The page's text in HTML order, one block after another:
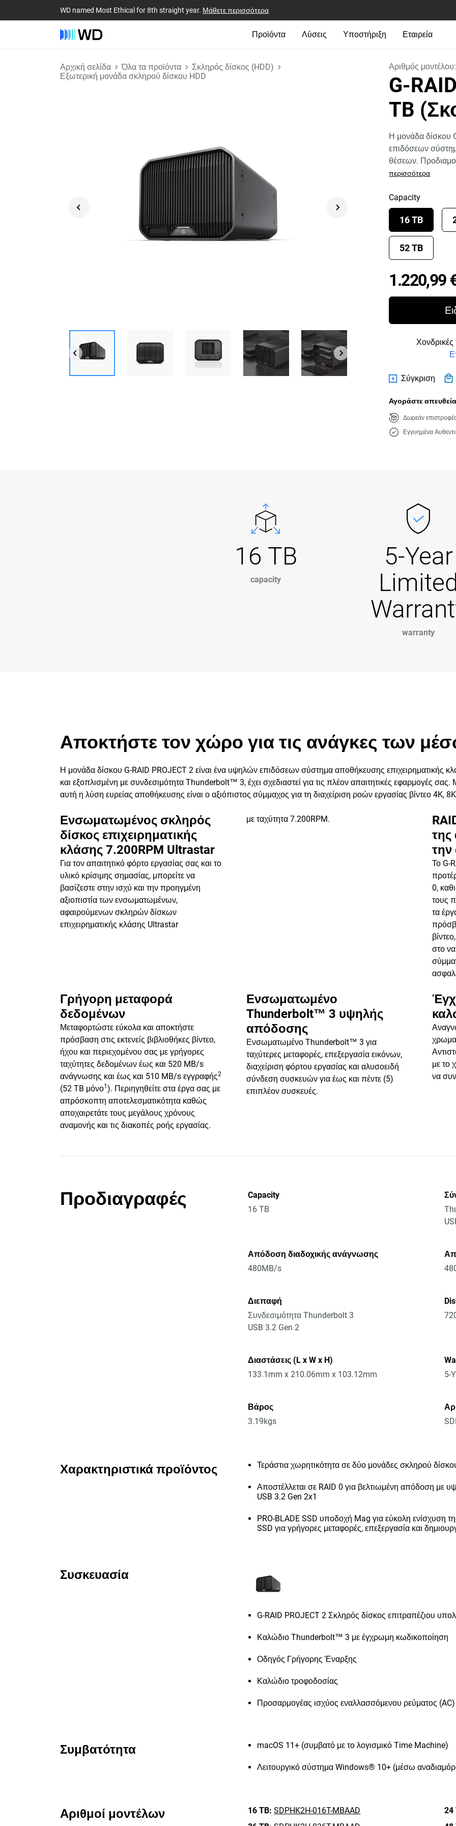
WD named Most Ethical for 8th straight year. Μάθετε περισσότερα
Προϊόντα Λύσεις Υποστήριξη Εταιρεία
Αρχική σελίδα Όλα τα προϊόντα
Σκληρός δίσκος (HDD)
Εξωτερική μονάδα σκληρού δίσκου HDD
Αριθμός
G-
TB
Η μονάδα δίσκου
επιδόσεων
θέσεων.
περισσότερα
Capacity
16 TB
52 TB
1.220,99
Χονδρικές
Σύγκριση
Αγοράστε
Δωρεάν
Εγγυημένα
16 TB
capacity
5-Year
warranty
Αποκτήστε τον χώρο για τις ανάγκες των
Η μονάδα δίσκου G-RAID PROJECT 2 είναι ένα υψηλών επιδόσεων σύστημα αποθήκευσης επιχειρηματικής
και εξοπλισμένη με συνδεσιμότητα Thunderbolt™ 3, έχει σχεδιαστεί για τις πλέον απαιτητικές εφαρμογές
αυτή η λύση ευρείας αποθήκευσης είναι ο αξιόπιστος σύμμαχος για τη διαχείριση ροών εργασίας βίντεο 4K, 8K
Ενσωματωμένος σκληρός
δίσκος επιχειρηματικής
κλάσης 7.200RPM Ultrastar
Για τον απαιτητικό φόρτο εργασίας σας και το
υλικό κρίσιμης σημασίας, μπορείτε να
βασίζεστε στην ισχύ και την προηγμένη
αξιοπιστία των ενσωματωμένων,
αφαιρούμενων σκληρών δίσκων
επιχειρηματικής κλάσης Ultrastar
με ταχύτητα 7.200RPM.
Το G-
0,
τους
τα
στο να
Γρήγορη μεταφορά
δεδομένων
Μεταφορτώστε εύκολα και αποκτήστε
πρόσβαση στις εκτενείς βιβλιοθήκες βίντεο,
ήχου και περιεχομένου σας με γρήγορες
ταχύτητες δεδομένων έως και 520 MB/s
ανάγνωσης και έως και 510 MB/s εγγραφής2
(52 TB μόνο1 ). Περιηγηθείτε στα έργα σας με
απρόσκοπτη αποτελεσματικότητα καθώς
αποχαιρετάτε τους μεγάλους χρόνους
αναμονής και τις διακοπές ροής εργασίας.
Ενσωματωμένο
Thunderbolt™ 3 υψηλής
απόδοσης
Ενσωματωμένο Thunderbolt™ 3 για
ταχύτερες μεταφορές, επεξεργασία εικόνων,
διαχείριση φόρτου εργασίας και αλυσοειδή
σύνδεση συσκευών για έως και πέντε (5)
επιπλέον συσκευές.
με το
να
Προδιαγραφές
Capacity
16 TB
Απόδοση διαδοχικής ανάγνωσης
480MB/s
Διεπαφή
Συνδεσιμότητα Thunderbolt 3
USB 3.2 Gen 2
Διαστάσεις (L x W x H)
133.1mm x 210.06mm x 103.12mm
5-
Βάρος
3.19kgs
Χαρακτηριστικά προϊόντος Τεράστια χωρητικότητα σε δύο μονάδες σκληρού
Αποστέλλεται σε RAID 0 για βελτιωμένη απόδοση με
USB 3.2 Gen 2x1
PRO-BLADE SSD υποδοχή Mag για εύκολη ενίσχυση
SSD για γρήγορες μεταφορές, επεξεργασία και
Συσκευασία
G-RAID PROJECT 2 Σκληρός δίσκος επιτραπέζιου
Καλώδιο Thunderbolt™ 3 με έγχρωμη κωδικοποίηση
Οδηγός Γρήγορης Έναρξης
Καλώδιο τροφοδοσίας
Προσαρμογέας ισχύος εναλλασσόμενου ρεύματος (AC)
Συμβατότητα macOS 11+ (συμβατό με το λογισμικό Time Machine)
Λειτουργικό σύστημα Windows® 10+ (μέσω
Αριθμοί μοντέλων 16 TB: SDPHK2H-016T-MBAAD
24